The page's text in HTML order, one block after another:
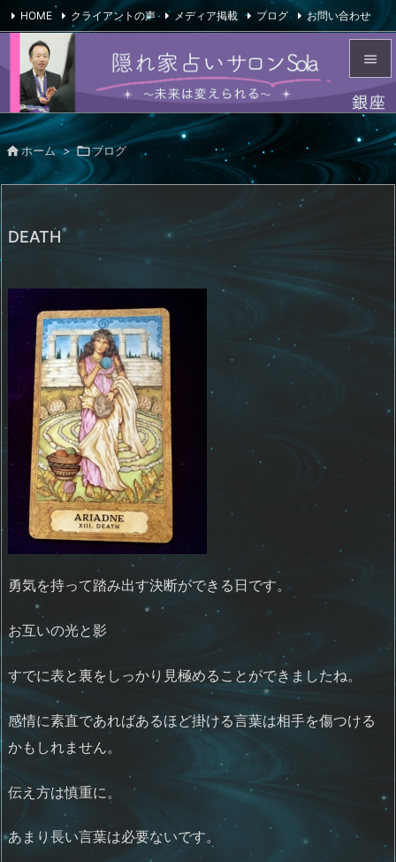


メニュ

サイド

HOME クライアントの声 メディア掲載 ブログ お問い合わせ
会社概要
ホーム > ブログ
DEATH
勇気を持って踏み出す決断ができる日です。
お互いの光と影
すでに表と裏をしっかり見極めることができましたね。
感情に素直であればあるほど掛ける言葉は相手を傷つける
かもしれません。
伝え方は慎重に。
あまり長い言葉は必要ないです。